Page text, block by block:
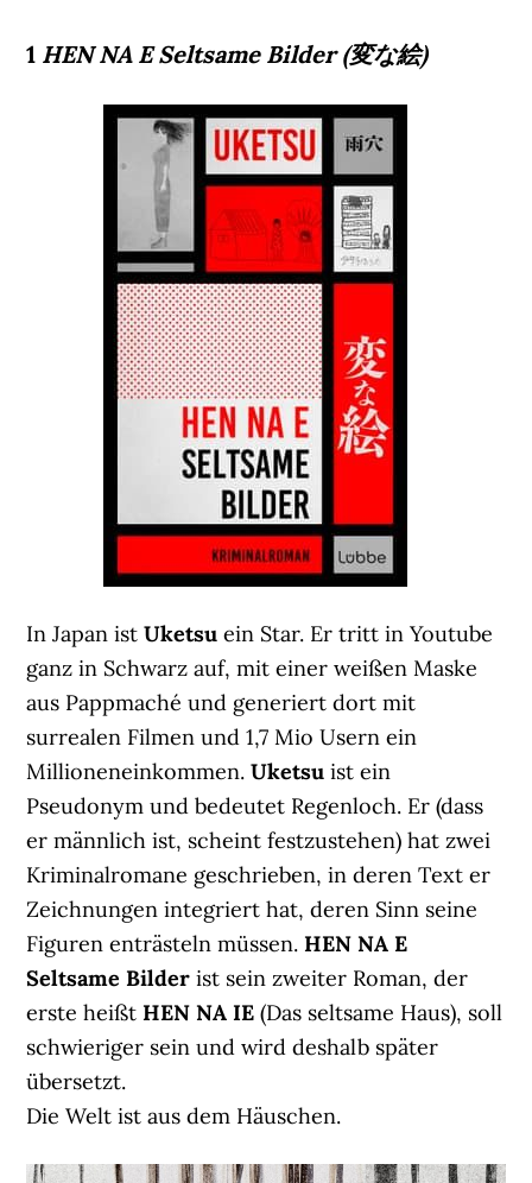
1 HEN NA E Seltsame Bilder (変な絵)
In Japan istUketsu ein Star. Er tritt in Youtube
ganz in Schwarz auf, mit einer weißen Maske
aus Pappmaché und generiert dort mit
surrealen Filmen und 1,7 Mio Usern ein
Millioneneinkommen.Uketsu ist ein
Pseudonym und bedeutet Regenloch. Er (dass
er männlich ist, scheint festzustehen) hat zwei
Kriminalromane geschrieben, in deren Text er
Zeichnungen integriert hat, deren Sinn seine
Figuren enträsteln müssen.HEN NA E
Seltsame Bilderist sein zweiter Roman, der
erste heißtHEN NA IE(Das seltsame Haus), soll
schwieriger sein und wird deshalb später
übersetzt.
Die Welt ist aus dem Häuschen.